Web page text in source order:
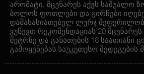
არომატი. მცენარეს აქვს საშუალო
ბოლოს ფოთლები და გირჩები
დამახასიათებელ ლურჯ
ვუწევთ რეკომენდაციას 20
მეტრზე და განათების 18 საათიანი
გამოყენებას საუკეთესო შედეგების